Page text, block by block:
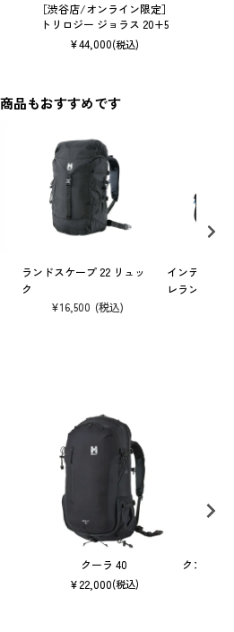
［渋谷店/オンライン限定］
トリロジー ジョラス 20+5
¥44,000(税込)
品もおすすめです
ランドスケープ 22 リュッ
ク
¥16,500
インテンス 5
レラン
クーラ 40
¥22,000(税込)
クンブ マ